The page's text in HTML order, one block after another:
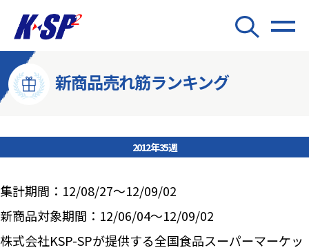
新商品売れ筋ランキング
2012年35週
集計期間：12/08/27～12/09/02
新商品対象期間：12/06/04～12/09/02
株式会社KSP-SPが提供する全国食品スーパーマーケッ